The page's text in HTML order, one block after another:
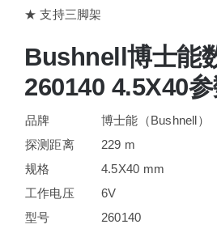
★ 支持三脚架
Bushnell博士能
260140 4.5X40
品牌
博士能（Bushnell）
探测距离
229 m
规格
4.5X40 mm
工作电压
6V
型号
260140